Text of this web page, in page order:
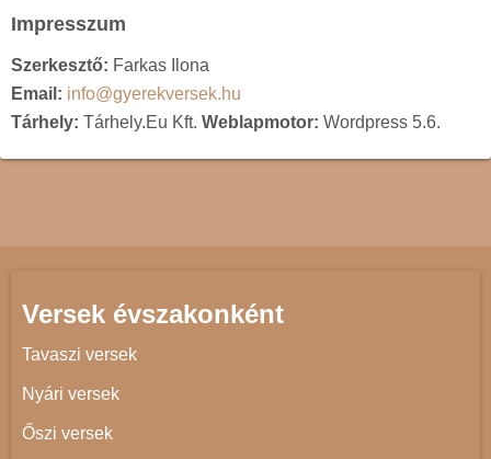
Impresszum
Szerkesztő: Farkas Ilona
Email: info@gyerekversek.hu
Tárhely: Tárhely.Eu Kft. Weblapmotor: Wordpress 5.6.
Versek évszakonként
Tavaszi versek
Nyári versek
Őszi versek